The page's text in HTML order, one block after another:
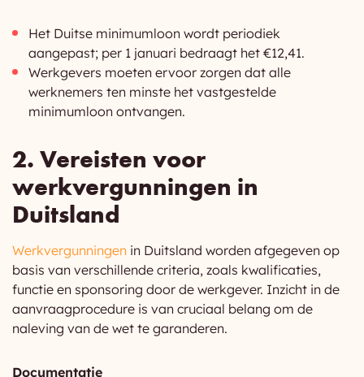
Het Duitse minimumloon wordt periodiek
aangepast; per 1 januari bedraagt het €12,41.
Werkgevers moeten ervoor zorgen dat alle
werknemers ten minste het vastgestelde
minimumloon ontvangen.
2. Vereisten voor
werkvergunningen in
Duitsland
Werkvergunningen in Duitsland worden afgegeven op
basis van verschillende criteria, zoals kwalificaties,
functie en sponsoring door de werkgever. Inzicht in de
aanvraagprocedure is van cruciaal belang om de
naleving van de wet te garanderen.
Documentatie